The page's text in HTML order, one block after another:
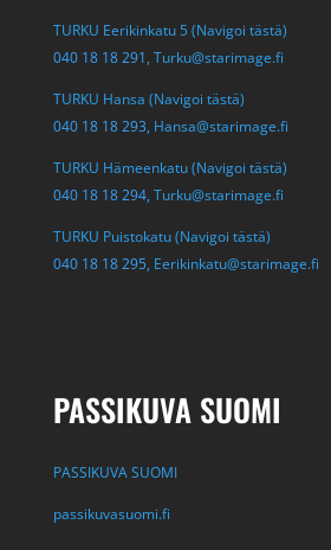
TURKU Eerikinkatu 5 (Navigoi tästä)
040 18 18 291, Turku@starimage.fi
TURKU Hansa (Navigoi tästä)
040 18 18 293, Hansa@starimage.fi
TURKU Hämeenkatu (Navigoi tästä)
040 18 18 294, Turku@starimage.fi
TURKU Puistokatu (Navigoi tästä)
040 18 18 295, Eerikinkatu@starimage.fi
PASSIKUVA SUOMI
PASSIKUVA SUOMI
passikuvasuomi.fi